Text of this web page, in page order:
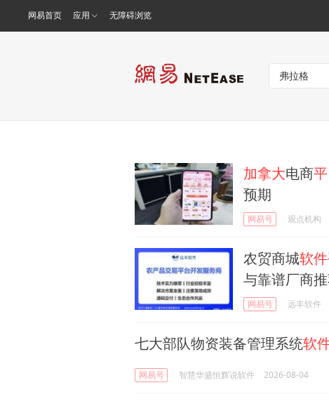
网易首页 应用 无障碍浏览
加拿大电商
预期
网易号 观点机构
农贸商城软
与靠谱厂商
网易号 远丰软件
七大部队物资装备管理系统软
网易号 智慧华盛恒辉说软件 2026-08-04